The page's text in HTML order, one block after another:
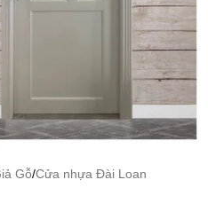
Gỗ/Cửa nhựa Đài Loan